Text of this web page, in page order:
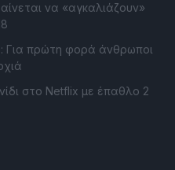
να «αγκαλιάζουν»
Για πρώτη φορά άνθρωποι
στο Netflix με έπαθλο 2